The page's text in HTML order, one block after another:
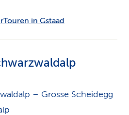
Touren in Gstaad
– Grosse Scheidegg